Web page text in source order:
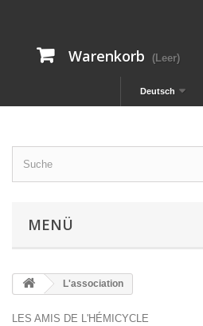
Warenkorb (Leer)
Deutsch
MENÜ
L'association
LES AMIS DE L'HÉMICYCLE